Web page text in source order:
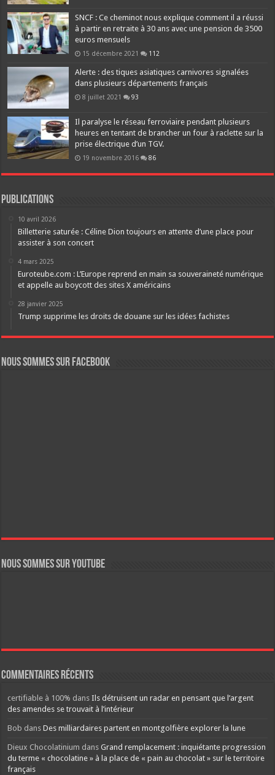
SNCF : Ce cheminot nous explique comment il a réussi
à partir en retraite à 30 ans avec une pension de 3500
euros mensuels
15 décembre 2021 112
Alerte : des tiques asiatiques carnivores signalées
dans plusieurs départements français
8 juillet 2021 93
Il paralyse le réseau ferroviaire pendant plusieurs
heures en tentant de brancher un four à raclette sur la
prise électrique d’un TGV.
19 novembre 2016 86
Publications
10 avril 2026
Billetterie saturée : Céline Dion toujours en attente d’une place pour
assister à son concert
4 mars 2025
Euroteube.com : L’Europe reprend en main sa souveraineté numérique
et appelle au boycott des sites X américains
28 janvier 2025
Trump supprime les droits de douane sur les idées fachistes
Nous sommes sur FaceBook
Nous sommes sur YouTube
Commentaires récents
certifiable à 100% dansIls détruisent un radar en pensant que l’argent
des amendes se trouvait à l’intérieur
Bob dansDes milliardaires partent en montgolfière explorer la lune
Dieux Chocolatinium dansGrand remplacement : inquiétante progression
du terme « chocolatine » à la place de « pain au chocolat » sur le territoire
français